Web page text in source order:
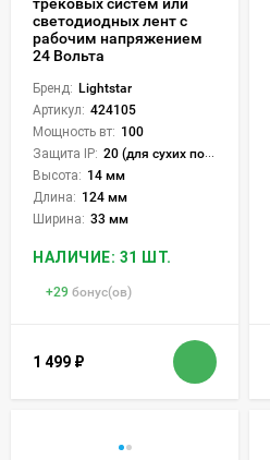
светодиодных лент с
рабочим напряжением
24 Вольта
Бренд: Lightstar
Артикул: 424105
Мощность вт: 100
Защита IP: 20 (для сухих пом.)
Высота: 14 мм
Длина: 124 мм
Ширина: 33 мм
НАЛИЧИЕ: 31 ШТ.
+29 бонус(ов)
1 499 ₽